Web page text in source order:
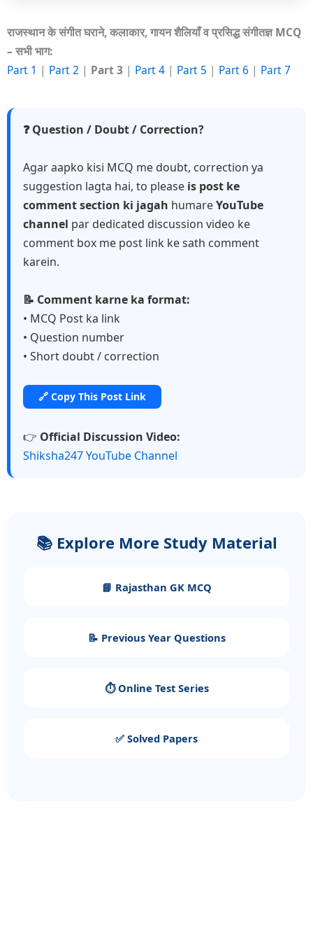
राजस्थान के संगीत घराने, कलाकार, गायन शैलियाँ व प्रसिद्ध संगीतज्ञ MCQ
– सभी भाग:
Part 1 | Part 2 | Part 3 | Part 4 | Part 5 | Part 6 | Part 7
❓ Question / Doubt / Correction?
Agar aapko kisi MCQ me doubt, correction ya
suggestion lagta hai, to please is post ke
comment section ki jagah humareYouTube
channel par dedicated discussion video ke
comment box me post link ke sath comment
karein.
📝 Comment karne ka format:
• MCQ Post ka link
• Question number
• Short doubt / correction
🔗 Copy This Post Link
👉 Official Discussion Video:
Shiksha247 YouTube Channel
📚 Explore More Study Material
📘 Rajasthan GK MCQ
📝 Previous Year Questions
⏱️ Online Test Series
✅ Solved Papers